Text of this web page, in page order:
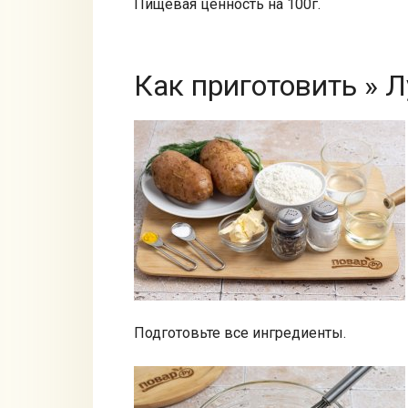
Пищевая ценность на 100г.
Как приготовить »
Подготовьте все ингредиенты.